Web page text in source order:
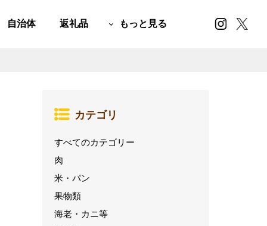
自治体 返礼品 もっと見る
カテゴリ
すべてのカテゴリー
肉
米・パン
果物類
海老・カニ等